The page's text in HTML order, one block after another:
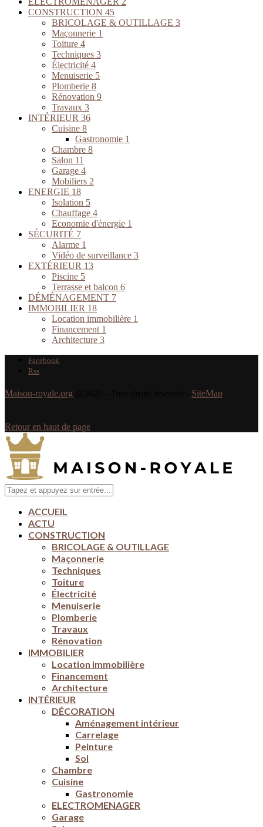
CONSTRUCTION 45
BRICOLAGE & OUTILLAGE 3
Maçonnerie 1
Toiture 4
Techniques 3
Électricité 4
Menuiserie 5
Plomberie 8
Rénovation 9
Travaux 3
INTÉRIEUR 36
Cuisine 8
Gastronomie 1
Chambre 8
Salon 11
Garage 4
Mobiliers 2
ENERGIE 18
Isolation 5
Chauffage 4
Economie d'énergie 1
SÉCURITÉ 7
Alarme 1
Vidéo de surveillance 3
EXTÉRIEUR 13
Piscine 5
Terrasse et balcon 6
DÉMÉNAGEMENT 7
IMMOBILIER 18
Location immobilière 1
Financement 1
Architecture 3
Facebook
Rss
Maison-royale.org SiteMap
Retour en haut de page
ACCUEIL
ACTU
CONSTRUCTION
BRICOLAGE & OUTILLAGE
Maçonnerie
Techniques
Toiture
Électricité
Menuiserie
Plomberie
Travaux
Rénovation
IMMOBILIER
Location immobilière
Financement
Architecture
INTÉRIEUR
DÉCORATION
Aménagement intérieur
Carrelage
Peinture
Sol
Chambre
Cuisine
Gastronomie
ELECTROMENAGER
Garage